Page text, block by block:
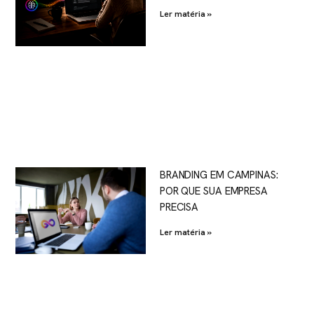
Ler matéria »
BRANDING EM CAMPINAS:
POR QUE SUA EMPRESA
PRECISA
Ler matéria »